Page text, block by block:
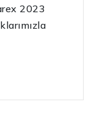
2023